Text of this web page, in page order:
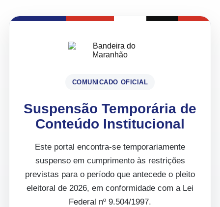
COMUNICADO OFICIAL
Suspensão Temporária de
Conteúdo Institucional
Este portal encontra-se temporariamente
suspenso em cumprimento às restrições
previstas para o período que antecede o pleito
eleitoral de 2026, em conformidade com a Lei
Federal nº 9.504/1997.